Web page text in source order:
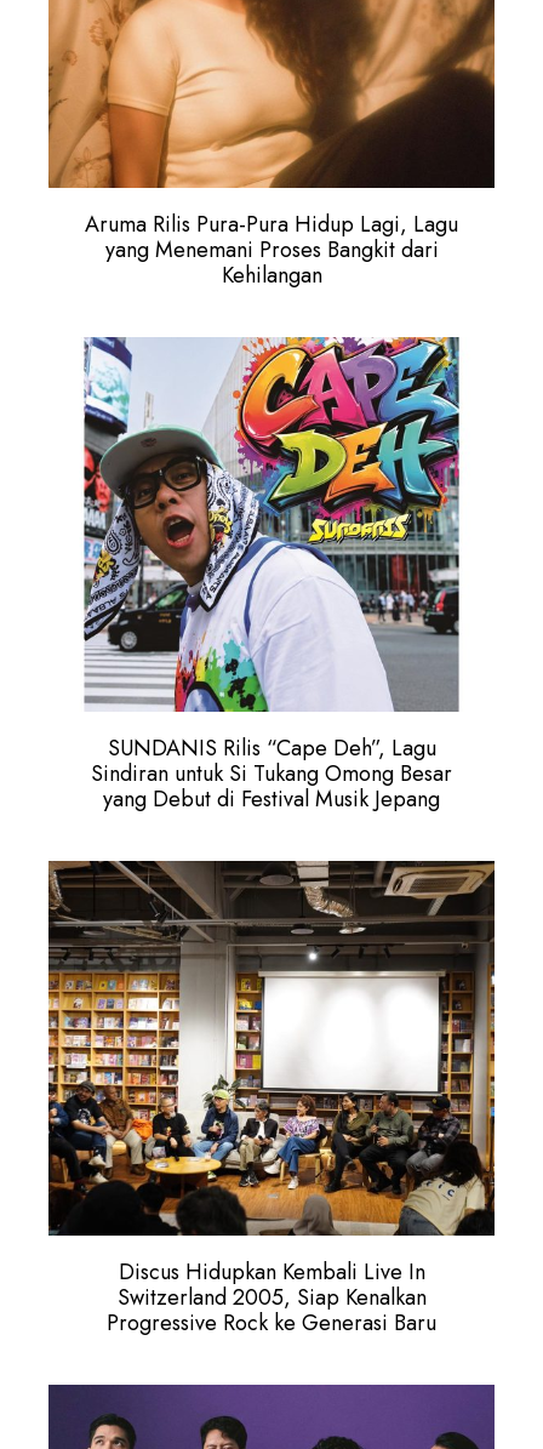
Aruma Rilis Pura-Pura Hidup Lagi, Lagu
yang Menemani Proses Bangkit dari
Kehilangan
SUNDANIS Rilis “Cape Deh”, Lagu
Sindiran untuk Si Tukang Omong Besar
yang Debut di Festival Musik Jepang
Discus Hidupkan Kembali Live In
Switzerland 2005, Siap Kenalkan
Progressive Rock ke Generasi Baru